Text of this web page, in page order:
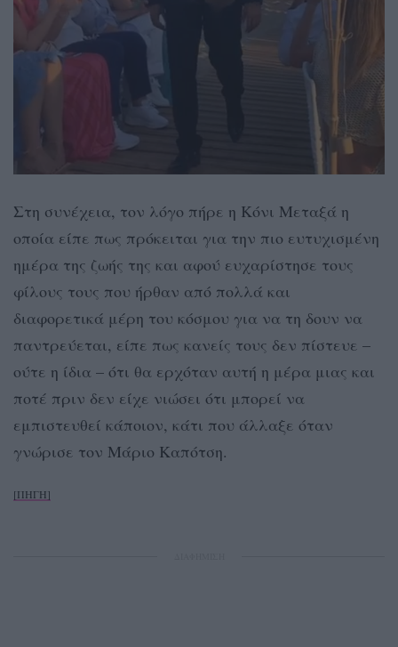
Στη συνέχεια, τον λόγο πήρε η Κόνι Μεταξά η
οποία είπε πως πρόκειται για την πιο ευτυχισμένη
ημέρα της ζωής της και αφού ευχαρίστησε τους
φίλους τους που ήρθαν από πολλά και
διαφορετικά μέρη του κόσμου για να τη δουν να
παντρεύεται, είπε πως κανείς τους δεν πίστευε –
ούτε η ίδια – ότι θα ερχόταν αυτή η μέρα μιας και
ποτέ πριν δεν είχε νιώσει ότι μπορεί να
εμπιστευθεί κάποιον, κάτι που άλλαξε όταν
γνώρισε τον Μάριο Καπότση.
[ΠΗΓΗ]